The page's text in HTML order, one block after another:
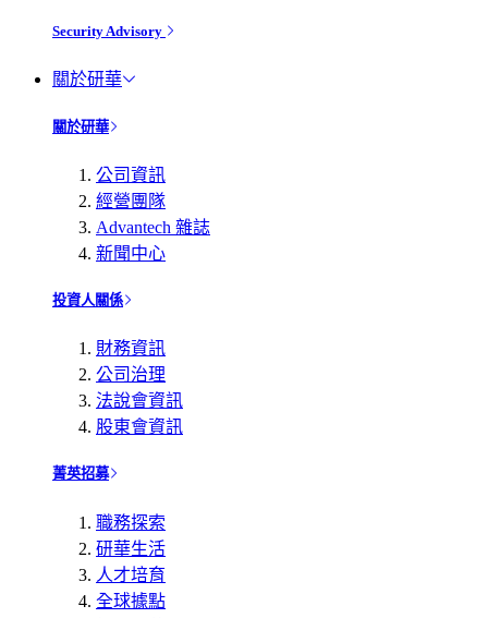
Security Advisory
關於研華
關於研華
公司資訊
經營團隊
Advantech 雜誌
新聞中心
投資人關係
財務資訊
公司治理
法說會資訊
股東會資訊
菁英招募
職務探索
研華生活
人才培育
全球據點